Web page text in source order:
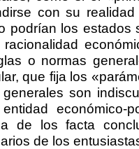
con su
podrían los estados
racionalidad
o normas
que fija los
generales son
económico-
de los facta
de los